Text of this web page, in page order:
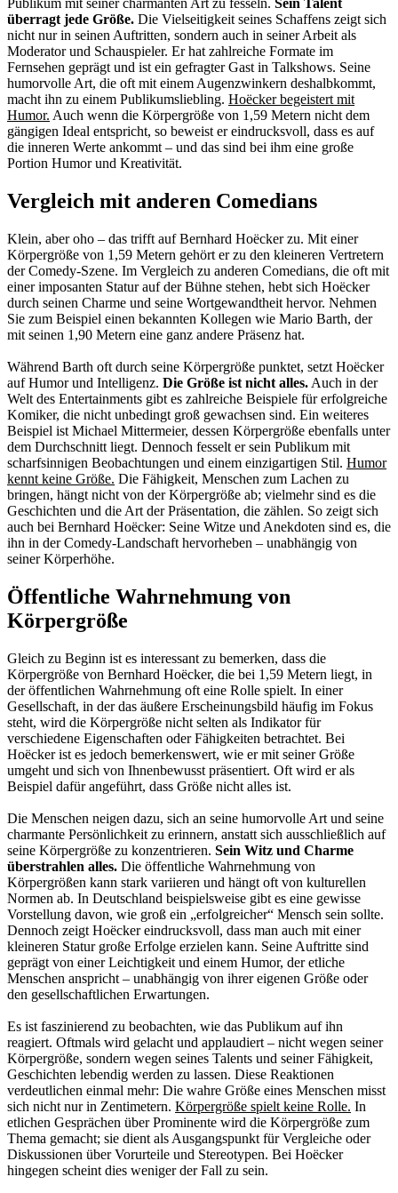
Publikum mit seiner charmanten Art zu fesseln. Sein Talent
überragt jede Größe. Die Vielseitigkeit seines Schaffens zeigt sich
nicht nur in seinen Auftritten, sondern auch in seiner Arbeit als
Moderator und Schauspieler. Er hat zahlreiche Formate im
Fernsehen geprägt und ist ein gefragter Gast in Talkshows. Seine
humorvolle Art, die oft mit einem Augenzwinkern deshalbkommt,
macht ihn zu einem Publikumsliebling. Hoëcker begeistert mit
Humor. Auch wenn die Körpergröße von 1,59 Metern nicht dem
gängigen Ideal entspricht, so beweist er eindrucksvoll, dass es auf
die inneren Werte ankommt – und das sind bei ihm eine große
Portion Humor und Kreativität.
Vergleich mit anderen Comedians
Klein, aber oho – das trifft auf Bernhard Hoëcker zu. Mit einer
Körpergröße von 1,59 Metern gehört er zu den kleineren Vertretern
der Comedy-Szene. Im Vergleich zu anderen Comedians, die oft mit
einer imposanten Statur auf der Bühne stehen, hebt sich Hoëcker
durch seinen Charme und seine Wortgewandtheit hervor. Nehmen
Sie zum Beispiel einen bekannten Kollegen wie Mario Barth, der
mit seinen 1,90 Metern eine ganz andere Präsenz hat.
Während Barth oft durch seine Körpergröße punktet, setzt Hoëcker
auf Humor und Intelligenz. Die Größe ist nicht alles. Auch in der
Welt des Entertainments gibt es zahlreiche Beispiele für erfolgreiche
Komiker, die nicht unbedingt groß gewachsen sind. Ein weiteres
Beispiel ist Michael Mittermeier, dessen Körpergröße ebenfalls unter
dem Durchschnitt liegt. Dennoch fesselt er sein Publikum mit
scharfsinnigen Beobachtungen und einem einzigartigen Stil. Humor
kennt keine Größe. Die Fähigkeit, Menschen zum Lachen zu
bringen, hängt nicht von der Körpergröße ab; vielmehr sind es die
Geschichten und die Art der Präsentation, die zählen. So zeigt sich
auch bei Bernhard Hoëcker: Seine Witze und Anekdoten sind es, die
ihn in der Comedy-Landschaft hervorheben – unabhängig von
seiner Körperhöhe.
Öffentliche Wahrnehmung von
Körpergröße
Gleich zu Beginn ist es interessant zu bemerken, dass die
Körpergröße von Bernhard Hoëcker, die bei 1,59 Metern liegt, in
der öffentlichen Wahrnehmung oft eine Rolle spielt. In einer
Gesellschaft, in der das äußere Erscheinungsbild häufig im Fokus
steht, wird die Körpergröße nicht selten als Indikator für
verschiedene Eigenschaften oder Fähigkeiten betrachtet. Bei
Hoëcker ist es jedoch bemerkenswert, wie er mit seiner Größe
umgeht und sich von Ihnenbewusst präsentiert. Oft wird er als
Beispiel dafür angeführt, dass Größe nicht alles ist.
Die Menschen neigen dazu, sich an seine humorvolle Art und seine
charmante Persönlichkeit zu erinnern, anstatt sich ausschließlich auf
seine Körpergröße zu konzentrieren. Sein Witz und Charme
überstrahlen alles. Die öffentliche Wahrnehmung von
Körpergrößen kann stark variieren und hängt oft von kulturellen
Normen ab. In Deutschland beispielsweise gibt es eine gewisse
Vorstellung davon, wie groß ein „erfolgreicher“ Mensch sein sollte.
Dennoch zeigt Hoëcker eindrucksvoll, dass man auch mit einer
kleineren Statur große Erfolge erzielen kann. Seine Auftritte sind
geprägt von einer Leichtigkeit und einem Humor, der etliche
Menschen anspricht – unabhängig von ihrer eigenen Größe oder
den gesellschaftlichen Erwartungen.
Es ist faszinierend zu beobachten, wie das Publikum auf ihn
reagiert. Oftmals wird gelacht und applaudiert – nicht wegen seiner
Körpergröße, sondern wegen seines Talents und seiner Fähigkeit,
Geschichten lebendig werden zu lassen. Diese Reaktionen
verdeutlichen einmal mehr: Die wahre Größe eines Menschen misst
sich nicht nur in Zentimetern. Körpergröße spielt keine Rolle. In
etlichen Gesprächen über Prominente wird die Körpergröße zum
Thema gemacht; sie dient als Ausgangspunkt für Vergleiche oder
Diskussionen über Vorurteile und Stereotypen. Bei Hoëcker
hingegen scheint dies weniger der Fall zu sein.